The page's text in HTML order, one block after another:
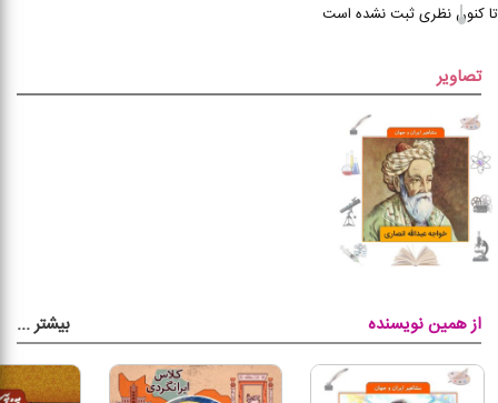
تا کنون نظری ثبت نشده است
تصاویر
از همین نویسنده بیشتر...